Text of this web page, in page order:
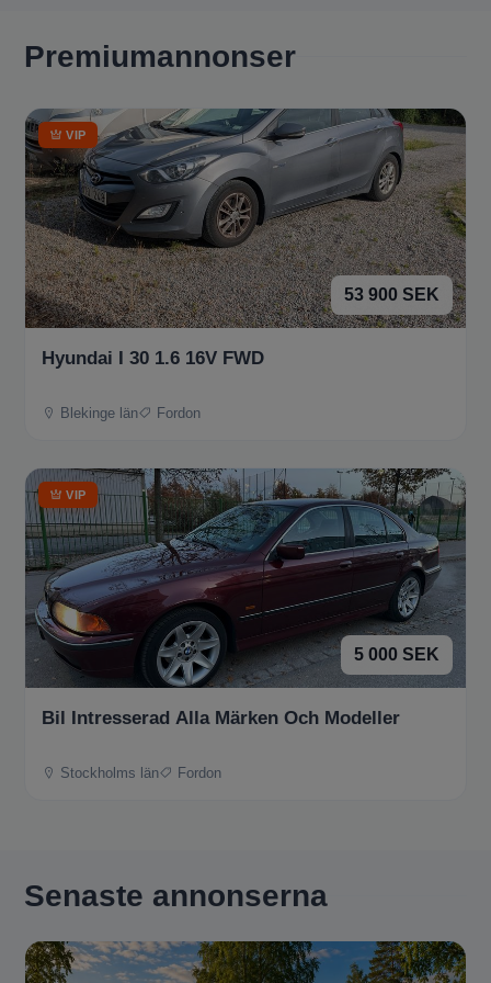
Premiumannonser
VIP
53 900 SEK
Hyundai I 30 1.6 16V FWD
Blekinge län Fordon
VIP
5 000 SEK
Bil Intresserad Alla Märken Och Modeller
Stockholms län Fordon
Senaste annonserna